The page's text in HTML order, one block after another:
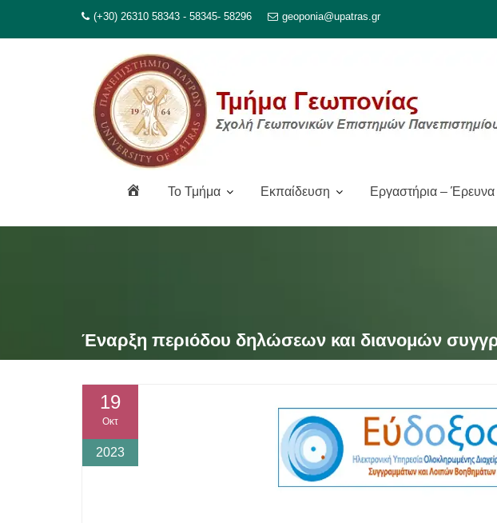
(+30) 26310 58343 - 58345- 58296 geoponia@upatras.gr
To Τμήμα Εκπαίδευση Εργαστήρια – Έρευνα
Έναρξη περιόδου δηλώσεων και διανομών
19
Οκτ
2023